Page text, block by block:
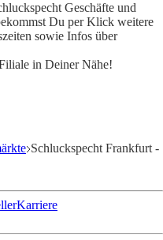
Geschäfte und
Du per Klick weitere
sowie Infos über
in Deiner Nähe!
Schluckspecht Frankfurt -
Karriere